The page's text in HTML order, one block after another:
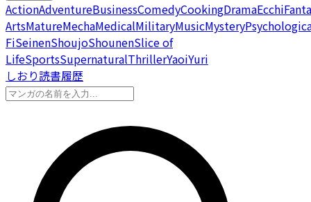
ActionAdventureBusinessComedyCookingDramaEcchi
ArtsMatureMechaMedicalMilitaryMusicMystery
FiSeinenShoujoShounenSlice of
LifeSportsSupernaturalThrillerYaoiYuri
しおり読書履歴